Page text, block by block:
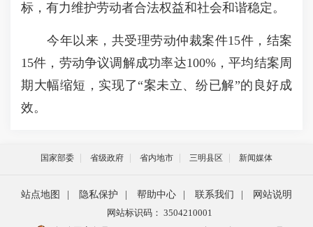
标，有力维护劳动者合法权益和社会和谐稳定。
今年以来，共受理劳动仲裁案件15件，结案
15件，劳动争议调解成功率达100%，平均结案周
期大幅缩短，实现了“案未立、纷已解”的良好成
效。
国家部委 省级政府 省内地市 三明县区 新闻媒体
站点地图 隐私保护 帮助中心 联系我们
网站说明
网站标识码： 3504210001